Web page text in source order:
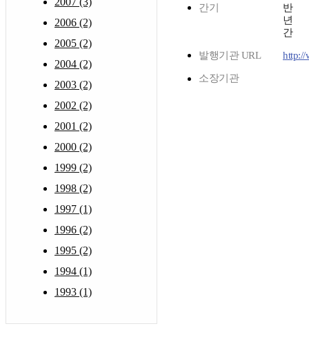
2006 (2)
2005 (2)
2004 (2)
2003 (2)
2002 (2)
2001 (2)
2000 (2)
1999 (2)
1998 (2)
1997 (1)
1996 (2)
1995 (2)
1994 (1)
1993 (1)
간기
반
년
간
발행기관 URL http://
소장기관